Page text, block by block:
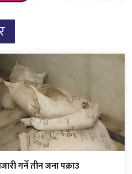
गर्ने तीन जना पक्राउ